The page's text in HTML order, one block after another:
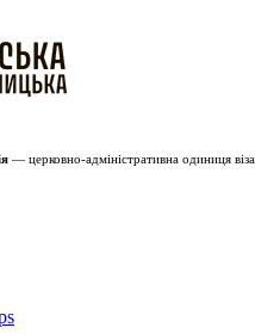
— церковно-адміністративна одиниця